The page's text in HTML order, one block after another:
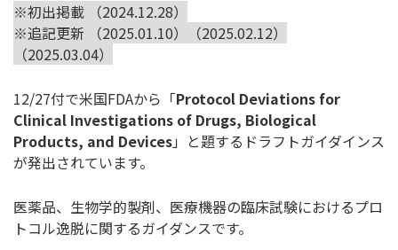
※初出掲載 （2024.12.28）
※追記更新 （2025.01.10）（2025.02.12）
（2025.03.04）
12/27付で米国FDAから「Protocol Deviations for
Clinical Investigations of Drugs, Biological
Products, and Devices」と題するドラフトガイダインス
が発出されています。
医薬品、生物学的製剤、医療機器の臨床試験におけるプロ
トコル逸脱に関するガイダンスです。